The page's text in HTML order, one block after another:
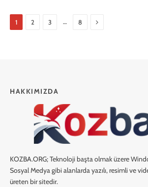
1 2 3 … 8 Next
HAKKIMIZDA
KOZBA.ORG; Teknoloji başta olmak üzere
Sosyal Medya gibi alanlarda yazılı, resimli ve
üreten bir sitedir.